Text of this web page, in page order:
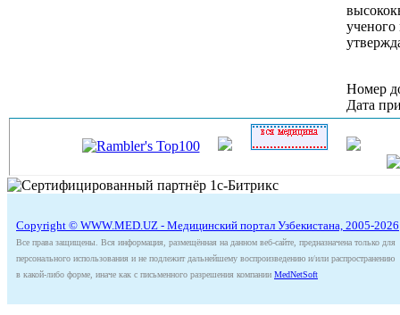
Номер
Дата
Copyright © WWW.MED.UZ - Медицинский портал Узбекистана, 2005-2026
Все права защищены. Вся информация, размещённая на данном веб-сайте, предназначена только для
персонального использования и не подлежит дальнейшему воспроизведению и/или распространению
в какой-либо форме, иначе как с письменного разрешения компании MedNetSoft